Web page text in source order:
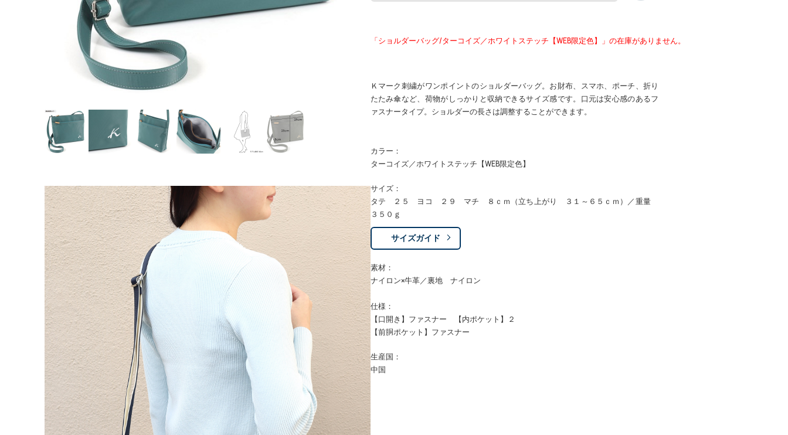
「ショルダーバッグ/ターコイズ／ホワイトステッチ【WEB限定色】」の在庫がありません。
Ｋマーク刺繍がワンポイントのショルダーバッグ。お財布、スマホ、ポーチ、折り
たたみ傘など、荷物がしっかりと収納できるサイズ感です。口元は安心感のあるフ
ァスナータイプ。ショルダーの長さは調整することができます。
カラー：
ターコイズ／ホワイトステッチ【WEB限定色】
サイズ：
タテ ２５ ヨコ ２９ マチ ８ｃｍ（立ち上がり ３１～６５ｃｍ）／重量
３５０ｇ
サイズガイド
素材：
ナイロン×牛革／裏地 ナイロン
仕様：
【口開き】ファスナー 【内ポケット】２
【前胴ポケット】ファスナー
生産国：
中国